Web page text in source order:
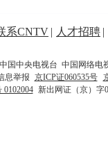
系CNTV | 人才招聘 |
中国中央电视台 中国网络电
息举报 京ICP证060535号
新出网证（京）